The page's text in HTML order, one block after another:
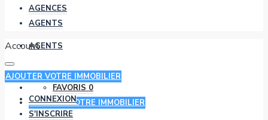
AGENTS
FAVORIS 0
AJOUTER VOTRE IMMOBILIER
AGENCES
AGENTS
Account
AJOUTER VOTRE IMMOBILIER
CONNEXION
S'INSCRIRE